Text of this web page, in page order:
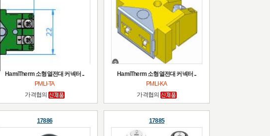
HamiTherm 소형열전대 커넥터 ..
PMLI-TA
가격협의
HamiTherm 소형열전대 커넥터 ..
PMLI-KA
가격협의
17886 17885